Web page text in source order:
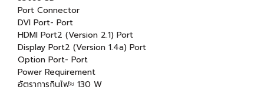
Port Connector
DVI Port- Port
HDMI Port2 (Version 2.1) Port
Display Port2 (Version 1.4a) Port
Option Port- Port
Power Requirement
อัตราการกินไฟ≈ 130 W